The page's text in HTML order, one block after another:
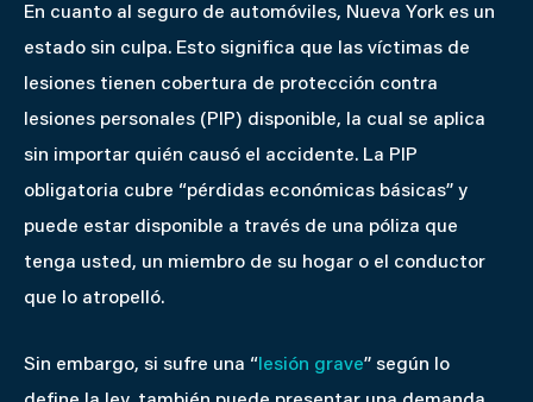
En cuanto al seguro de automóviles, Nueva York es un
estado sin culpa. Esto significa que las víctimas de
lesiones tienen cobertura de protección contra
lesiones personales (PIP) disponible, la cual se aplica
sin importar quién causó el accidente. La PIP
obligatoria cubre “pérdidas económicas básicas” y
puede estar disponible a través de una póliza que
tenga usted, un miembro de su hogar o el conductor
que lo atropelló.
Sin embargo, si sufre una “ lesión grave” según lo